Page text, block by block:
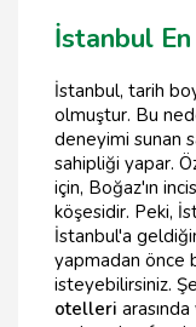
İstanbul
İstanbul, tarih
olmuştur. Bu
deneyimi sunan
sahipliği yapar.
için, Boğaz'ın
köşesidir. Peki,
İstanbul'a
yapmadan önce
isteyebilirsiniz.
otelleri